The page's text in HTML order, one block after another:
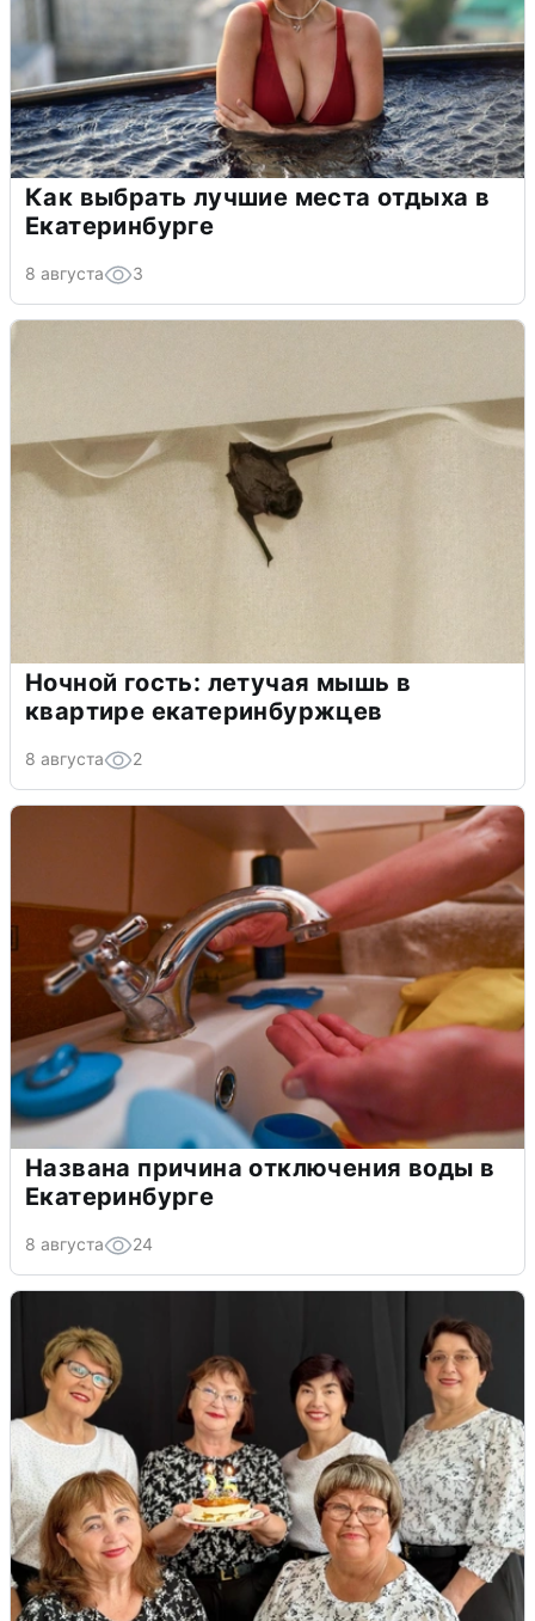
Как выбрать лучшие места отдыха в
Екатеринбурге
8 августа 3
Ночной гость: летучая мышь в
квартире екатеринбуржцев
8 августа 2
Названа причина отключения воды в
Екатеринбурге
8 августа 24